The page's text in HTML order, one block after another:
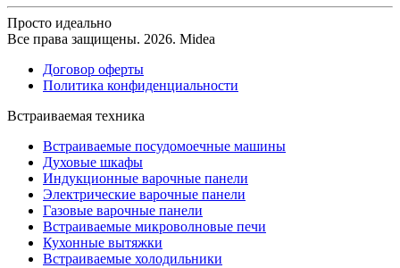
Просто идеально
Все права защищены. 2026. Midea
Договор оферты
Политика конфиденциальности
Встраиваемая техника
Встраиваемые посудомоечные машины
Духовые шкафы
Индукционные варочные панели
Электрические варочные панели
Газовые варочные панели
Встраиваемые микроволновые печи
Кухонные вытяжки
Встраиваемые холодильники